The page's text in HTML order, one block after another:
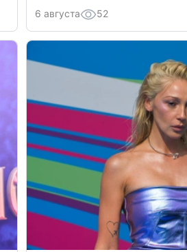
6 августа 52